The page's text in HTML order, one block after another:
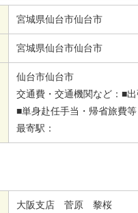
宮城県仙台市仙台市
宮城県仙台市仙台市
仙台市仙台市
交通費・交通機関など：■
■単身赴任手当・帰省旅費等
最寄駅：
大阪支店 菅原 黎桜